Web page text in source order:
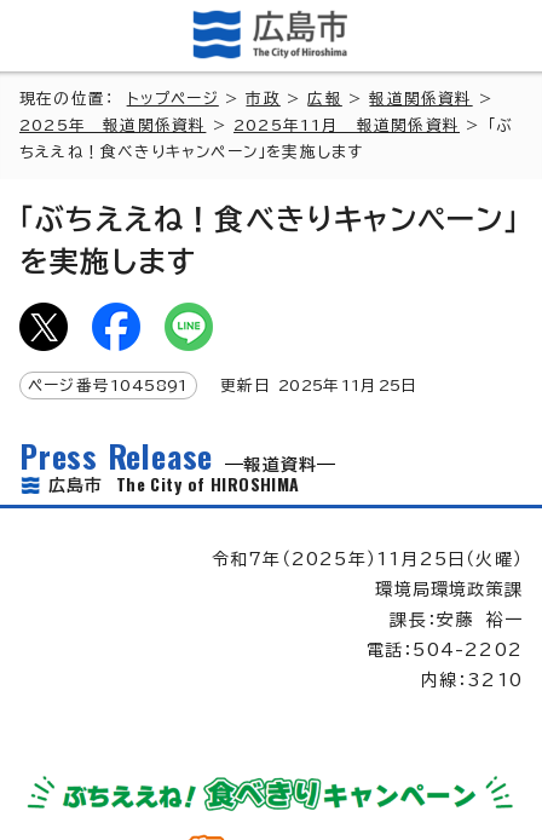
現在の位置： トップページ >市政 >広報 >報道関係資料
>
2025年 報道関係資料
> 2025年11月 報道関係資料
> 「ぶ
ちええね！食べきりキャンペーン」を実施します
「ぶちええね！食べきりキャンペーン」
を実施します
ページ番号 1045891 更新日 2025年 11 月 25 日
Press Release
報道資料
広島市 The City of HIROSHIMA
令和7年（2025年）11月25日（火曜）
環境局環境政策課
課長：安藤 裕一
電話：504-2202
内線：3210